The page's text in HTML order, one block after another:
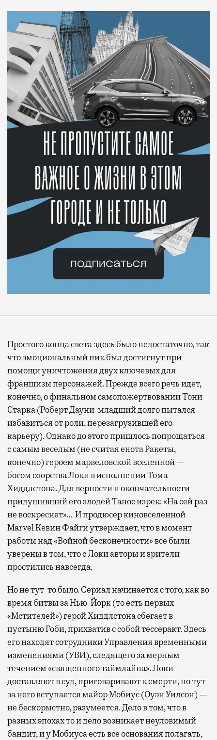
Простого конца света здесь было недостаточно, так
что эмоциональный пик был достигнут при
помощи уничтожения двух ключевых для
франшизы персонажей. Прежде всего речь идет,
конечно, о финальном самопожертвовании Тони
Старка (Роберт Дауни-младший долго пытался
избавиться от роли, перезагрузившей его
карьеру). Однако до этого пришлось попрощаться
с самым веселым (не считая енота Ракеты,
конечно) героем марвеловской вселенной —
богом озорства Локи в исполнении Тома
Хиддлстона. Для верности и окончательности
придушивший его злодей Танос изрек: «На сей раз
не воскреснет»… И продюсер киновселенной
Marvel Кевин Файги утверждает, что в момент
работы над «Войной бесконечности» все были
уверены в том, что с Локи авторы и зрители
простились навсегда.
Но не тут-то было. Сериал начинается с того, как во
время битвы за Нью-Йорк (то есть первых
«Мстителей») герой Хиддлстона сбегает в
пустыню Гоби, прихватив с собой тессеракт. Здесь
его находят сотрудники Управления временными
изменениями (УВИ), следящего за мерным
течением «священного таймлайна». Локи
доставляют в суд, приговаривают к смерти, но тут
за него вступается майор Мобиус (Оуэн Уилсон) —
не бескорыстно, разумеется. Дело в том, что в
разных эпохах то и дело возникает неуловимый
бандит, и у Мобиуса есть все основания полагать,